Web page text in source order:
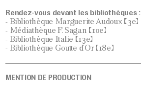
Rendez-vous devant les bibliothèques :
- Bibliothèque Marguerite Audoux (3e)
- Médiathèque F. Sagan (10e)
- Bibliothèque Italie (13e)
- Bibliothèque Goutte d’Or (18e)
MENTION DE PRODUCTION